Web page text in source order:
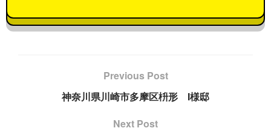
Previous Post
神奈川県川崎市多摩区枡形 I様邸
Next Post